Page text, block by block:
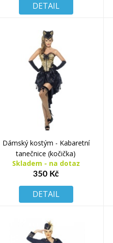
DETAIL
Dámský kostým - Kabaretní
tanečnice (kočička)
Skladem - na dotaz
350 Kč
DETAIL